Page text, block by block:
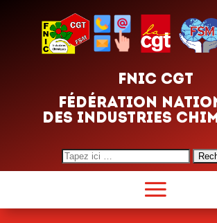
FNIC CGT
FÉDÉRATION
DES INDUSTRIES
Search
for: